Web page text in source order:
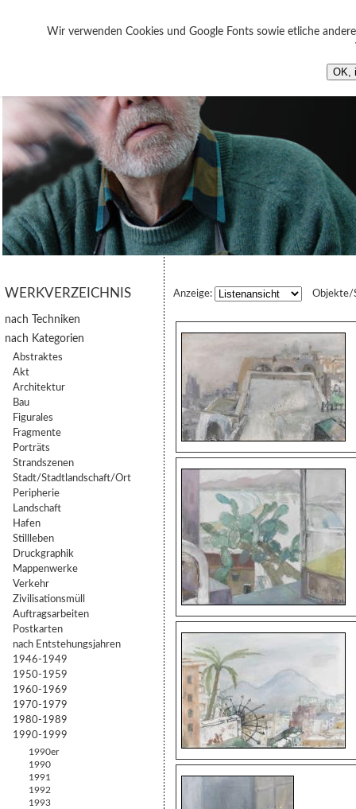
Wir verwenden Cookies und Google Fonts sowie etliche
OK,
WERKVERZEICHNIS
nach Techniken
nach Kategorien
Abstraktes
Akt
Architektur
Bau
Figurales
Fragmente
Porträts
Strandszenen
Stadt/Stadtlandschaft/Ort
Peripherie
Landschaft
Hafen
Stillleben
Druckgraphik
Mappenwerke
Verkehr
Zivilisationsmüll
Auftragsarbeiten
Postkarten
nach Entstehungsjahren
1946-1949
1950-1959
1960-1969
1970-1979
1980-1989
1990-1999
1990er
1990
1991
1992
1993
Anzeige: Objekte/